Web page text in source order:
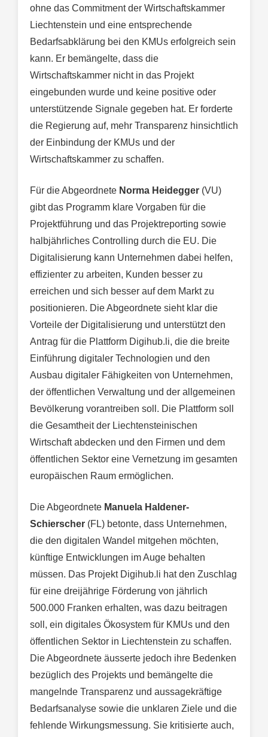
ohne das Commitment der Wirtschaftskammer
Liechtenstein und eine entsprechende
Bedarfsabklärung bei den KMUs erfolgreich sein
kann. Er bemängelte, dass die
Wirtschaftskammer nicht in das Projekt
eingebunden wurde und keine positive oder
unterstützende Signale gegeben hat. Er forderte
die Regierung auf, mehr Transparenz hinsichtlich
der Einbindung der KMUs und der
Wirtschaftskammer zu schaffen.
Für die Abgeordnete Norma Heidegger (VU)
gibt das Programm klare Vorgaben für die
Projektführung und das Projektreporting sowie
halbjährliches Controlling durch die EU. Die
Digitalisierung kann Unternehmen dabei helfen,
effizienter zu arbeiten, Kunden besser zu
erreichen und sich besser auf dem Markt zu
positionieren. Die Abgeordnete sieht klar die
Vorteile der Digitalisierung und unterstützt den
Antrag für die Plattform Digihub.li, die die breite
Einführung digitaler Technologien und den
Ausbau digitaler Fähigkeiten von Unternehmen,
der öffentlichen Verwaltung und der allgemeinen
Bevölkerung vorantreiben soll. Die Plattform soll
die Gesamtheit der Liechtensteinischen
Wirtschaft abdecken und den Firmen und dem
öffentlichen Sektor eine Vernetzung im gesamten
europäischen Raum ermöglichen.
Die Abgeordnete Manuela Haldener-
Schierscher (FL) betonte, dass Unternehmen,
die den digitalen Wandel mitgehen möchten,
künftige Entwicklungen im Auge behalten
müssen. Das Projekt Digihub.li hat den Zuschlag
für eine dreijährige Förderung von jährlich
500.000 Franken erhalten, was dazu beitragen
soll, ein digitales Ökosystem für KMUs und den
öffentlichen Sektor in Liechtenstein zu schaffen.
Die Abgeordnete äusserte jedoch ihre Bedenken
bezüglich des Projekts und bemängelte die
mangelnde Transparenz und aussagekräftige
Bedarfsanalyse sowie die unklaren Ziele und die
fehlende Wirkungsmessung. Sie kritisierte auch,